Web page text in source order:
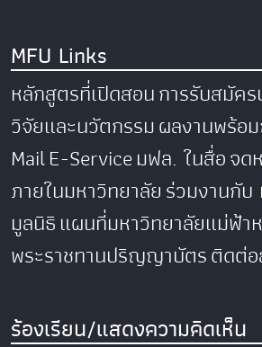
MFU Links
หลักสูตรที่เปิดสอนการรับสมัค
วิจัยและนวัตกรรมผลงานพร้อ
MailE-Serviceมฟล. ในสื่อจด
ภายในมหาวิทยาลัยร่วมงานกับ
มูลนิธิแผนที่มหาวิทยาลัยแม่ฟ้า
พระราชทานปริญญาบัตรติดต่
ร้องเรียน/แสดงความคิดเห็น